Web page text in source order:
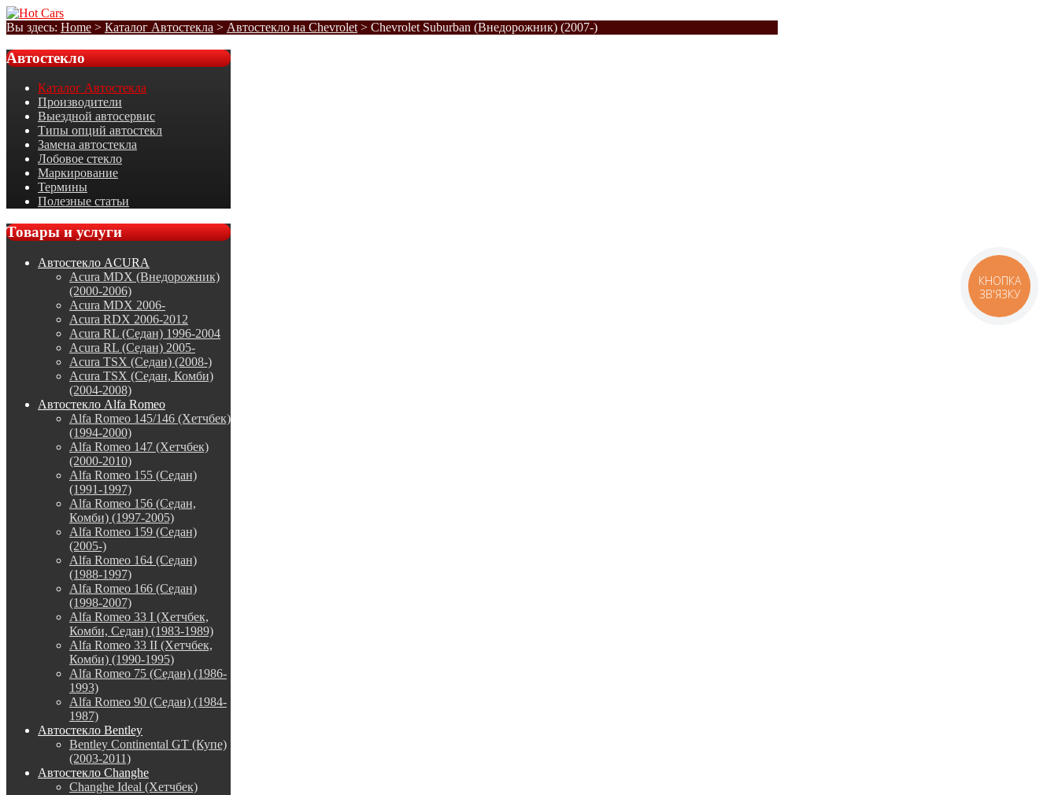
Вы здесь: Home > Каталог Автостекла > Автостекло на Chevrolet > Chevrolet Suburban (Внедорожник) (2007-)
Автостекло
Каталог Автостекла
Производители
Выездной автосервис
Типы опций автостекл
Замена автостекла
Лобовое стекло
Маркирование
Термины
Полезные статьи
Товарыи услуги
Автостекло ACURA
Acura MDX (Внедорожник)
(2000-2006)
Acura MDX 2006-
Acura RDX 2006-2012
Acura RL (Седан) 1996-2004
Acura RL (Седан) 2005-
Acura TSX (Седан) (2008-)
Acura TSX (Седан, Комби)
(2004-2008)
Автостекло Alfa Romeo
Alfa Romeo 145/146 (Хетчбек)
(1994-2000)
Alfa Romeo 147 (Хетчбек)
(2000-2010)
Alfa Romeo 155 (Седан)
(1991-1997)
Alfa Romeo 156 (Седан,
Комби) (1997-2005)
Alfa Romeo 159 (Седан)
(2005-)
Alfa Romeo 164 (Седан)
(1988-1997)
Alfa Romeo 166 (Седан)
(1998-2007)
Alfa Romeo 33 I (Хетчбек,
Комби, Седан) (1983-1989)
Alfa Romeo 33 II (Хетчбек,
Комби) (1990-1995)
Alfa Romeo 75 (Седан) (1986-
1993)
Alfa Romeo 90 (Седан) (1984-
1987)
Автостекло Bentley
Bentley Continental GT (Купе)
(2003-2011)
Автостекло Changhe
Changhe Ideal (Хетчбек)
КНОПКА
ЗВ'ЯЗКУ